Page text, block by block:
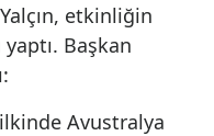
etkinliğin
Başkan
ilkinde Avustralya